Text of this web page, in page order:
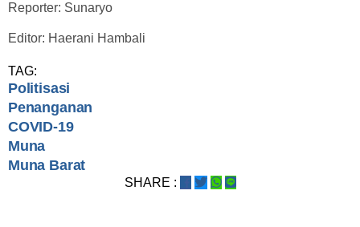
Reporter: Sunaryo
Editor: Haerani Hambali
TAG:
Politisasi
Penanganan
COVID-19
Muna
Muna Barat
SHARE :